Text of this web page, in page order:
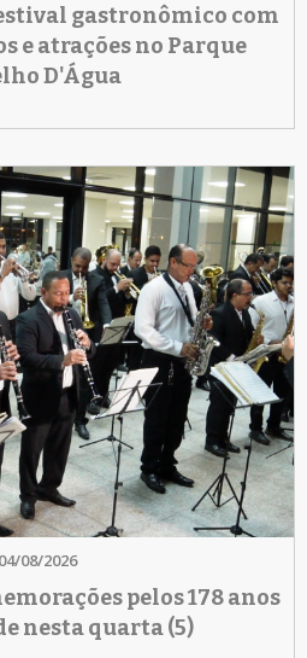
gastronômico com
e atrações no Parque
D'Água
04/08/2026
pelos 178 anos
nesta quarta (5)